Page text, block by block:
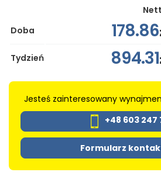
Doba
178.86
Tydzień 894.31
Jesteś zainteresowany
+48 603 247
Formularz